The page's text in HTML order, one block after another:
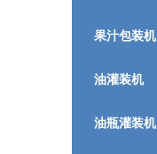
果汁包装机
油灌装机
油瓶灌装机